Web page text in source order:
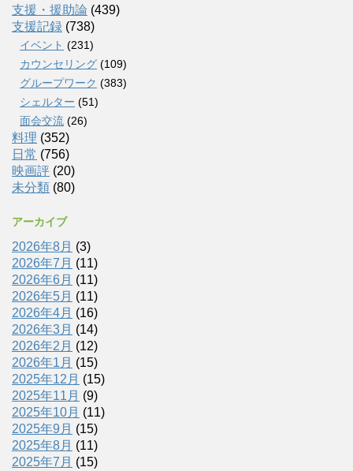
支援・援助論 (439)
支援記録 (738)
イベント (231)
カウンセリング (109)
グループワーク (383)
シェルター (51)
面会交流 (26)
料理 (352)
日常 (756)
映画評 (20)
未分類 (80)
アーカイブ
2026年8月 (3)
2026年7月 (11)
2026年6月 (11)
2026年5月 (11)
2026年4月 (16)
2026年3月 (14)
2026年2月 (12)
2026年1月 (15)
2025年12月 (15)
2025年11月 (9)
2025年10月 (11)
2025年9月 (15)
2025年8月 (11)
2025年7月 (15)